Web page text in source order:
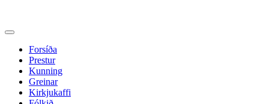
Forsíða
Prestur
Kunning
Greinar
Kirkjukaffi